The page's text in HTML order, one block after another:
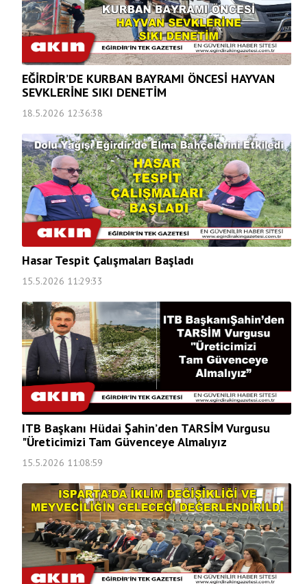
EĞİRDİR’DE KURBAN BAYRAMI ÖNCESİ HAYVAN
SEVKLERİNE SIKI DENETİM
18.5.2026 12:36:38
Hasar Tespit Çalışmaları Başladı
15.5.2026 11:29:33
ITB Başkanı Hüdai Şahin’den TARSİM Vurgusu
"Üreticimizi Tam Güvenceye Almalıyız
15.5.2026 11:08:59